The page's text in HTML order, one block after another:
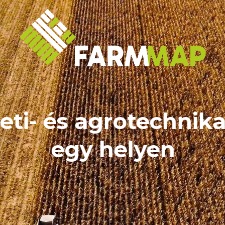
Adatgyűjtéstől
a tervezésig